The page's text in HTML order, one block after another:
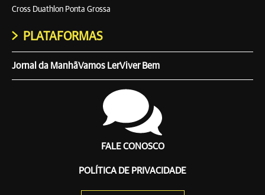
Cross Duathlon Ponta Grossa
PLATAFORMAS
Jornal da ManhãVamos LerViver Bem
FALE CONOSCO
POLÍTICA DE PRIVACIDADE